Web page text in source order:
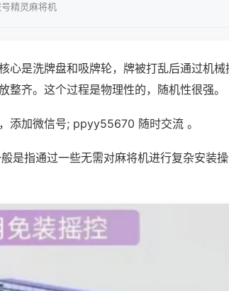
精灵麻将机
心是洗牌盘和吸牌轮，牌被打乱后通过机械
齐。这个过程是物理性的，随机性很强。
添加微信号; ppyy55670 随时交流 。
是指通过一些无需对麻将机进行复杂安装